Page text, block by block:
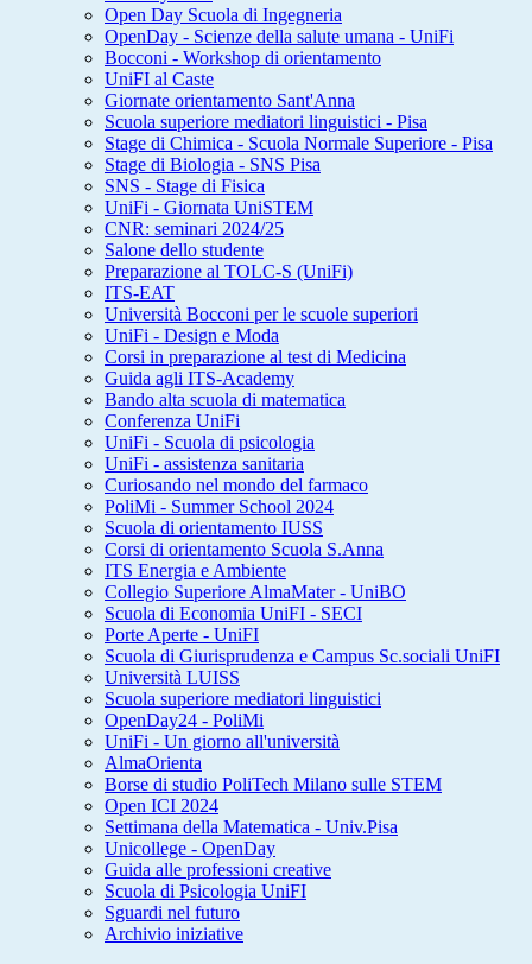
Open Day Scuola di Ingegneria
OpenDay - Scienze della salute umana - UniFi
Bocconi - Workshop di orientamento
UniFI al Caste
Giornate orientamento Sant'Anna
Scuola superiore mediatori linguistici - Pisa
Stage di Chimica - Scuola Normale Superiore - Pisa
Stage di Biologia - SNS Pisa
SNS - Stage di Fisica
UniFi - Giornata UniSTEM
CNR: seminari 2024/25
Salone dello studente
Preparazione al TOLC-S (UniFi)
ITS-EAT
Università Bocconi per le scuole superiori
UniFi - Design e Moda
Corsi in preparazione al test di Medicina
Guida agli ITS-Academy
Bando alta scuola di matematica
Conferenza UniFi
UniFi - Scuola di psicologia
UniFi - assistenza sanitaria
Curiosando nel mondo del farmaco
PoliMi - Summer School 2024
Scuola di orientamento IUSS
Corsi di orientamento Scuola S.Anna
ITS Energia e Ambiente
Collegio Superiore AlmaMater - UniBO
Scuola di Economia UniFI - SECI
Porte Aperte - UniFI
Scuola di Giurisprudenza e Campus Sc.sociali UniFI
Università LUISS
Scuola superiore mediatori linguistici
OpenDay24 - PoliMi
UniFi - Un giorno all'università
AlmaOrienta
Borse di studio PoliTech Milano sulle STEM
Open ICI 2024
Settimana della Matematica - Univ.Pisa
Unicollege - OpenDay
Guida alle professioni creative
Scuola di Psicologia UniFI
Sguardi nel futuro
Archivio iniziative